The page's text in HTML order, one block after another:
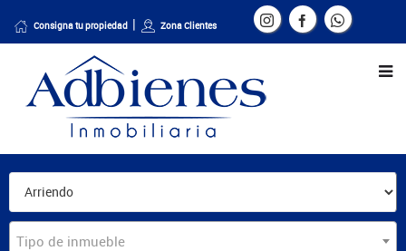
Consigna tu propiedad Zona Clientes
Tipo de inmueble